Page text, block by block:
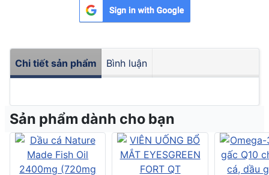
Chi tiết sản phẩm Bình luận
Sản phẩm dành cho bạn